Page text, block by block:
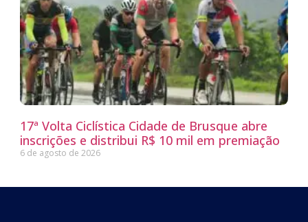
17ª Volta Ciclística Cidade de Brusque abre
inscrições e distribui R$ 10 mil em premiação
6 de agosto de 2026